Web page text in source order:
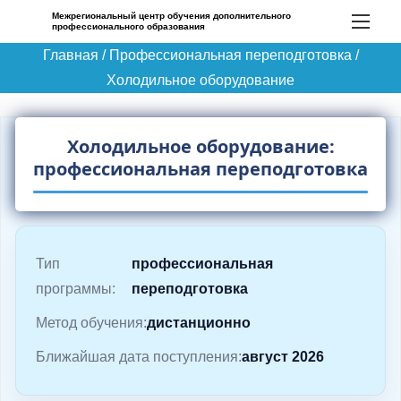
Межрегиональный центр обучения дополнительного
профессионального образования
Главная / Профессиональная переподготовка /
Холодильное оборудование
Холодильное оборудование:
профессиональная переподготовка
Тип
программы:
профессиональная
переподготовка
Метод обучения:дистанционно
Ближайшая дата поступления:август 2026